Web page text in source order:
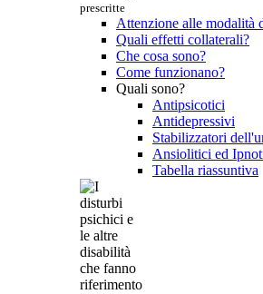
prescritte
Attenzione alle modalità
Quali effetti collaterali?
Che cosa sono?
Come funzionano?
Quali sono?
Antipsicotici
Antidepressivi
Stabilizzatori
Ansiolitici ed
Tabella riassuntiva